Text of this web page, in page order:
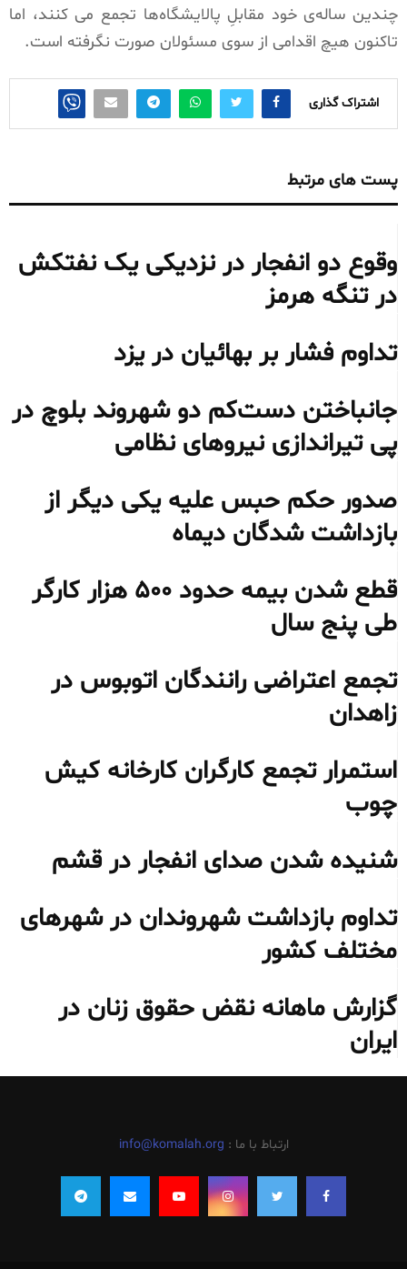
چندین ساله‌ی خود مقابلِ پالایشگاه‌ها تجمع می کنند، اما
تاکنون هیچ اقدامی از سوی مسئولان صورت نگرفته است.
اشتراک گذاری
پست های مرتبط
وقوع دو انفجار در نزدیکی یک نفتکش
در تنگه هرمز
تداوم فشار بر بهائیان در یزد
جانباختن دست‌کم دو شهروند بلوچ در
پی تیراندازی نیروهای نظامی
صدور حکم حبس علیه یکی دیگر از
بازداشت شدگان دیماه
قطع شدن بیمه حدود ۵۰۰ هزار کارگر
طی پنج سال
تجمع اعتراضی رانندگان اتوبوس در
زاهدان
استمرار تجمع کارگران کارخانه کیش
چوب
شنیده شدن صدای انفجار در قشم
تداوم بازداشت شهروندان در شهرهای
مختلف کشور
گزارش ماهانه نقض حقوق زنان در
ایران
ارتباط با ما : info@komalah.org